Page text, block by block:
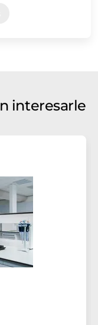
interesarle